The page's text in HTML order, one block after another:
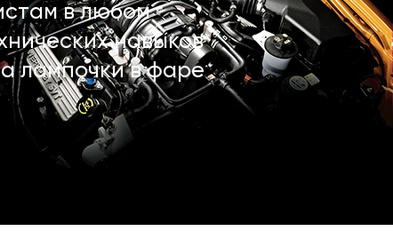
в любом
навыков
лампочки в фаре